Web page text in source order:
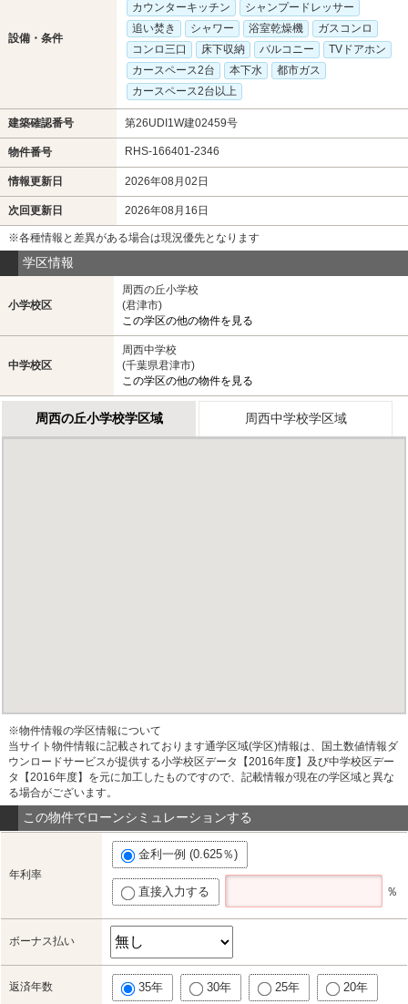
設備・条件
カウンターキッチン
シャンプードレッサー
追い焚き
シャワー 浴室乾燥機
ガスコンロ
コンロ三口
床下収納 バルコニー
TVドアホン
カースペース2台
本下水
都市ガス
カースペース2台以上
建築確認番号 第26UDI1W建02459号
物件番号 RHS-166401-2346
情報更新日 2026年08月02日
次回更新日 2026年08月16日
※各種情報と差異がある場合は現況優先となります
学区情報
小学校区
周西の丘小学校
(君津市)
この学区の他の物件を見る
中学校区
周西中学校
(千葉県君津市)
この学区の他の物件を見る
周西の丘小学校学区域 周西中学校学区域
※物件情報の学区情報について
当サイト物件情報に記載されております通学区域(学区)情報は、国土数値情報ダ
ウンロードサービスが提供する小学校区データ【2016年度】及び中学校区デー
タ【2016年度】を元に加工したものですので、記載情報が現在の学区域と異な
る場合がございます。
この物件でローンシミュレーションする
年利率
金利一例 (0.625％)
直接入力する ％
ボーナス払い
返済年数 35年 30年 25年 20年